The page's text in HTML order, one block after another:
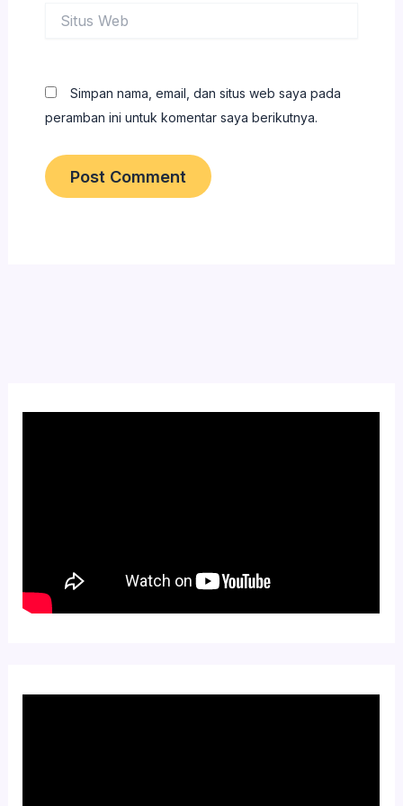
Web
Simpan nama, email, dan situs web saya pada
peramban ini untuk komentar saya berikutnya.